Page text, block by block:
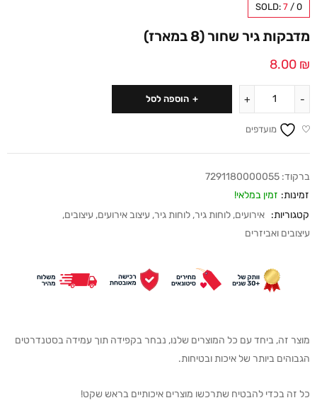
SOLD: 7 / 0
מדבקות גיר שחור (8 במארז)
8.00 ₪
הוספה לסל
מועדפים
ברקוד: 7291180000055
זמינות: זמין במלאי!
קטגוריות: אירועים, לוחות גיר, לוחות גיר, עיצוב אירועים, עיצובים,
עיצובים ואביזרים
מוצר זה, ביחד עם כל המוצרים שלנו, נבחר בקפידה תוך עמידה בסטנדרטים
הגבוהים ביותר של איכות ובטיחות.
כל זה בכדי להבטיח שתרכשו מוצרים איכותיים בראש שקט!